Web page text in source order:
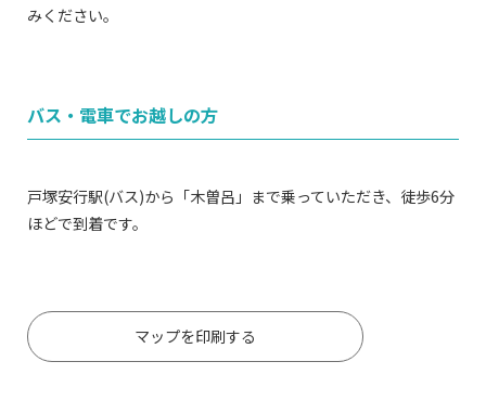
みください。
バス・電車でお越しの方
戸塚安行駅(バス)から「木曽呂」まで乗っていただき、徒歩6分
ほどで到着です。
マップを印刷する